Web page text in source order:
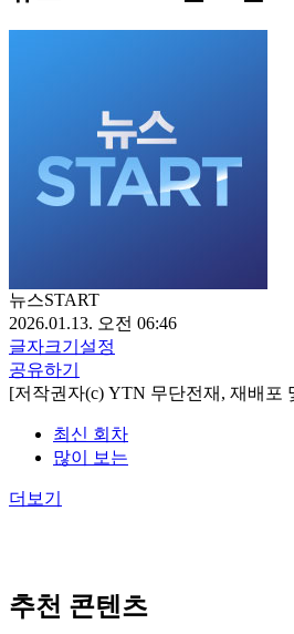
뉴스START
2026.01.13. 오전 06:46
글자크기설정
공유하기
[저작권자(c) YTN 무단전재, 재배포
최신 회차
많이 보는
더보기
추천 콘텐츠